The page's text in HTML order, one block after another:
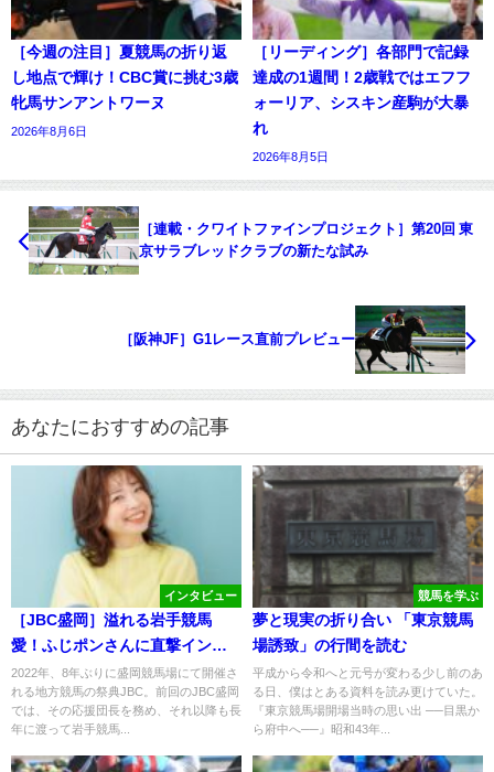
［今週の注目］夏競馬の折り返
し地点で輝け！CBC賞に挑む3歳
牝馬サンアントワーヌ
2026年8月6日
［リーディング］各部門で記録
達成の1週間！2歳戦ではエフフ
ォーリア、シスキン産駒が大暴
れ
2026年8月5日
［連載・クワイトファインプロジェクト］第20回 東
京サラブレッドクラブの新たな試み
［阪神JF］G1レース直前プレビュー
あなたにおすすめの記事
インタビュー
［JBC盛岡］溢れる岩手競馬
愛！ふじポンさんに直撃インタ
ビュー！
2022年、8年ぶりに盛岡競馬場にて開催さ
れる地方競馬の祭典JBC。前回のJBC盛岡
では、その応援団長を務め、それ以降も長
年に渡って岩手競馬...
競馬を学ぶ
夢と現実の折り合い 「東京競馬
場誘致」の行間を読む
平成から令和へと元号が変わる少し前のあ
る日、僕はとある資料を読み更けていた。
『東京競馬場開場当時の思い出 ──目黒か
ら府中へ──』昭和43年...